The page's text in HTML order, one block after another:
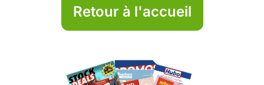
Retour à l'accueil